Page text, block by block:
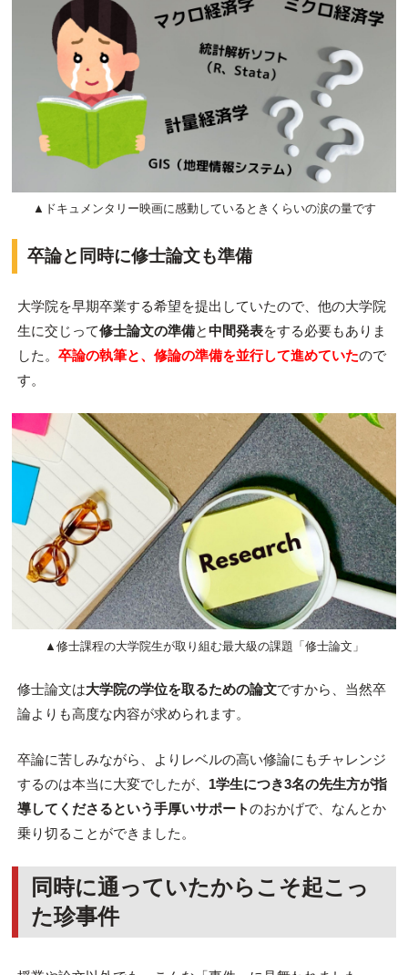
▲ドキュメンタリー映画に感動しているときくらいの涙の量です
卒論と同時に修士論文も準備
大学院を早期卒業する希望を提出していたので、他の大学院
生に交じって修士論文の準備と中間発表をする必要もありま
した。 卒論の執筆と、修論の準備を並行して進めていたので
す。
▲修士課程の大学院生が取り組む最大級の課題「修士論文」
修士論文は大学院の学位を取るための論文ですから、当然卒
論よりも高度な内容が求められます。
卒論に苦しみながら、よりレベルの高い修論にもチャレンジ
するのは本当に大変でしたが、 1学生につき3名の先生方が指
導してくださるという手厚いサポートのおかげで、なんとか
乗り切ることができました。
同時に通っていたからこそ起こっ
た珍事件